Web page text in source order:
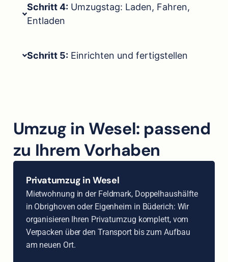
Schritt 4: Umzugstag: Laden, Fahren,
Entladen
Schritt 5: Einrichten und fertigstellen
Umzug in Wesel: passend
zu Ihrem Vorhaben
Privatumzug in Wesel
Mietwohnung in der Feldmark, Doppelhaushälfte
in Obrighoven oder Eigenheim in Büderich: Wir
organisieren Ihren Privatumzug komplett, vom
Verpacken über den Transport bis zum Aufbau
am neuen Ort.